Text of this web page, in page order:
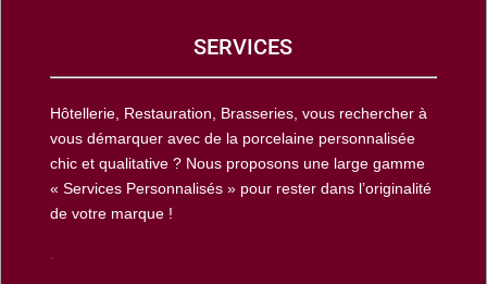
SERVICES
Hôtellerie, Restauration, Brasseries, vous rechercher à
vous démarquer avec de la porcelaine personnalisée
chic et qualitative ? Nous proposons une large gamme
« Services Personnalisés » pour rester dans l’originalité
de votre marque !